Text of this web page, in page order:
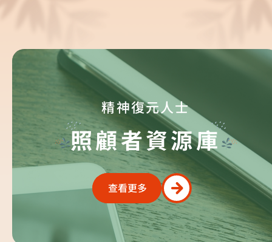
精神復元人士
照顧者資源庫
查看更多
查看更多